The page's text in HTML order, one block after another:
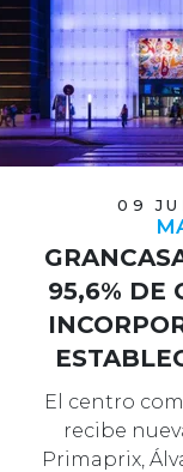
09
95,6% DE
El centro
recibe
Primaprix,